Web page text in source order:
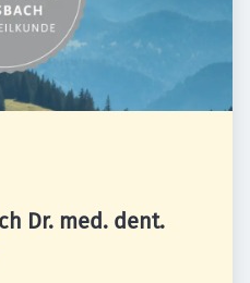
Dr. med. dent.